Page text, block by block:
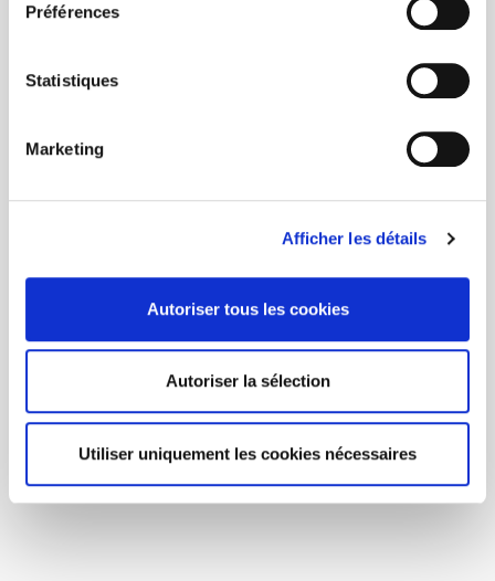
Préférences
Statistiques
Marketing
Afficher les détails
Autoriser tous les cookies
Autoriser la sélection
Utiliser uniquement les cookies nécessaires